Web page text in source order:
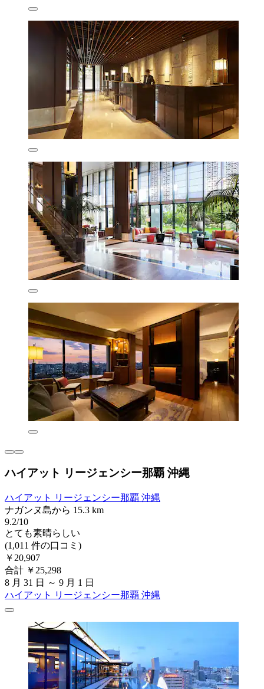
ハイアット リージェンシー那覇 沖縄
ハイアット リージェンシー那覇 沖縄
ナガンヌ島から 15.3 km
9.2/10
とても素晴らしい
(1,011 件の口コミ)
￥20,907
合計 ￥25,298
8 月 31 日 ～ 9 月 1 日
ハイアット リージェンシー那覇 沖縄